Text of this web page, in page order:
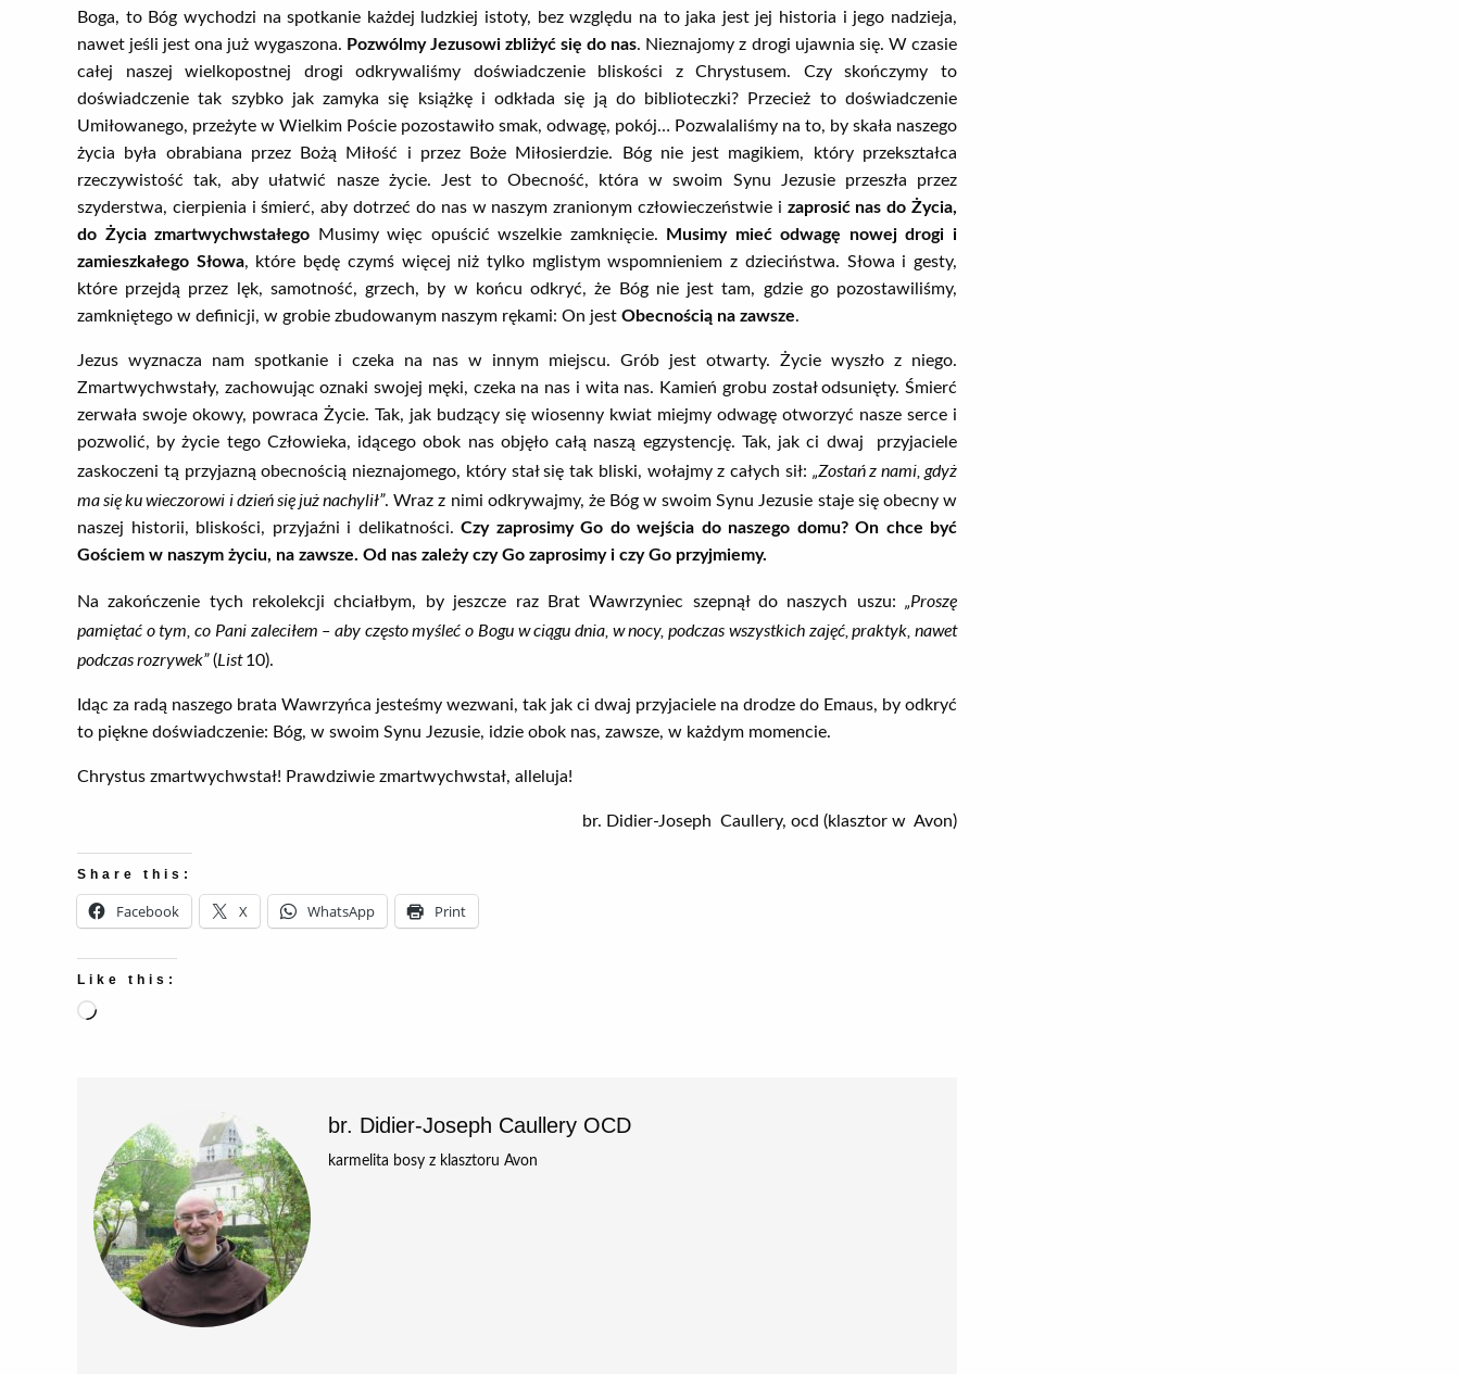
Boga, to Bóg wychodzi na spotkanie każdej ludzkiej istoty, bez względu na to jaka jest jej historia i jego nadzieja,
nawet jeśli jest ona już wygaszona. Pozwólmy Jezusowi zbliżyć się do nas. Nieznajomy z drogi ujawnia się. W czasie
całej naszej wielkopostnej drogi odkrywaliśmy doświadczenie bliskości z Chrystusem. Czy skończymy to
doświadczenie tak szybko jak zamyka się książkę i odkłada się ją do biblioteczki? Przecież to doświadczenie
Umiłowanego, przeżyte w Wielkim Poście pozostawiło smak, odwagę, pokój… Pozwalaliśmy na to, by skała naszego
życia była obrabiana przez Bożą Miłość i przez Boże Miłosierdzie. Bóg nie jest magikiem, który przekształca
rzeczywistość tak, aby ułatwić nasze życie. Jest to Obecność, która w swoim Synu Jezusie przeszła przez
szyderstwa, cierpienia i śmierć, aby dotrzeć do nas w naszym zranionym człowieczeństwie i zaprosić nas do Życia,
do Życia zmartwychwstałego Musimy więc opuścić wszelkie zamknięcie.
Musimy mieć odwagę nowej drogi i
zamieszkałego Słowa, które będę czymś więcej niż tylko mglistym wspomnieniem z dzieciństwa. Słowa i gesty,
które przejdą przez lęk, samotność, grzech, by w końcu odkryć, że Bóg nie jest tam, gdzie go pozostawiliśmy,
zamkniętego w definicji, w grobie zbudowanym naszym rękami: On jest Obecnością na zawsze.
Jezus wyznacza nam spotkanie i czeka na nas w innym miejscu. Grób jest otwarty. Życie wyszło z niego.
Zmartwychwstały, zachowując oznaki swojej męki, czeka na nas i wita nas. Kamień grobu został odsunięty. Śmierć
zerwała swoje okowy, powraca Życie. Tak, jak budzący się wiosenny kwiat miejmy odwagę otworzyć nasze serce i
pozwolić, by życie tego Człowieka, idącego obok nas objęło całą naszą egzystencję. Tak, jak ci dwaj przyjaciele
zaskoczeni tą przyjazną obecnością nieznajomego, który stał się tak bliski, wołajmy z całych sił: „Zostań z nami, gdyż
ma się ku wieczorowi i dzień się już nachylił”. Wraz z nimi odkrywajmy, że Bóg w swoim Synu Jezusie staje się obecny w
naszej historii, bliskości, przyjaźni i delikatności. Czy zaprosimy Go do wejścia do naszego domu? On chce być
Gościem w naszym życiu, na zawsze. Od nas zależy czy Go zaprosimy i czy Go przyjmiemy.
Na zakończenie tych rekolekcji chciałbym, by jeszcze raz Brat Wawrzyniec szepnął do naszych uszu: „Proszę
pamiętać o tym, co Pani zaleciłem – aby często myśleć o Bogu w ciągu dnia, w nocy, podczas wszystkich zajęć, praktyk, nawet
podczas rozrywek”(List10).
Idąc za radą naszego brata Wawrzyńca jesteśmy wezwani, tak jak ci dwaj przyjaciele na drodze do Emaus, by odkryć
to piękne doświadczenie: Bóg, w swoim Synu Jezusie, idzie obok nas, zawsze, w każdym momencie.
Chrystus zmartwychwstał! Prawdziwie zmartwychwstał, alleluja!
br. Didier-Joseph Caullery, ocd (klasztor w Avon)
Share this:
Facebook X WhatsApp Print
Like this:
Loading…
br. Didier-Joseph Caullery OCD
karmelita bosy z klasztoru Avon